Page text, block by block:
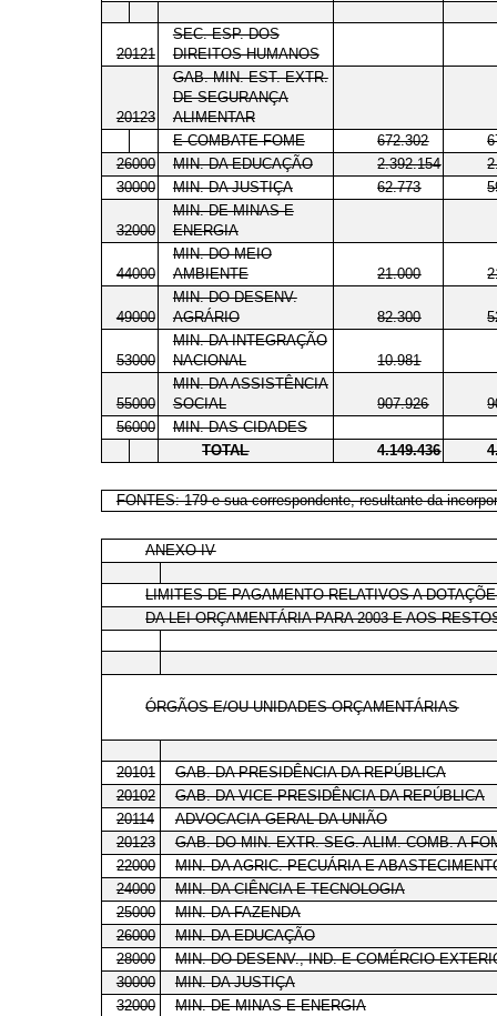
20121
SEC. ESP. DOS
DIREITOS HUMANOS
20123
GAB. MIN. EST. EXTR.
DE SEGURANÇA
ALIMENTAR
E COMBATE FOME
672.302
26000
MIN. DA EDUCAÇÃO 2.392.154
30000
MIN. DA JUSTIÇA 62.773
32000
MIN. DE MINAS E
ENERGIA
44000
MIN. DO MEIO
AMBIENTE
21.000
49000
MIN. DO DESENV.
AGRÁRIO
82.300
53000
MIN. DA INTEGRAÇÃO
NACIONAL
10.981
55000
MIN. DA ASSISTÊNCIA
SOCIAL
907.926
56000
MIN. DAS CIDADES
TOTAL
4.149.436
FONTES: 179 e sua correspondente, resultante da
ANEXO IV
LIMITES DE PAGAMENTO RELATIVOS A
DA LEI ORÇAMENTÁRIA PARA 2003 E AOS
ÓRGÃOS E/OU UNIDADES ORÇAMENTÁRIAS
20101
GAB. DA PRESIDÊNCIA DA REPÚBLICA
20102
GAB. DA VICE-PRESIDÊNCIA DA REPÚBLICA
20114
ADVOCACIA-GERAL DA UNIÃO
20123
GAB. DO MIN. EXTR. SEG. ALIM. COMB. A
22000
MIN. DA AGRIC. PECUÁRIA E
24000
MIN. DA CIÊNCIA E TECNOLOGIA
25000
MIN. DA FAZENDA
26000
MIN. DA EDUCAÇÃO
28000
MIN. DO DESENV., IND. E COMÉRCIO
30000
MIN. DA JUSTIÇA
32000
MIN. DE MINAS E ENERGIA